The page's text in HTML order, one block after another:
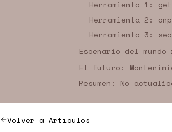
Herramienta 1:
Herramienta 2:
Herramienta 3:
Escenario del
El futuro:
Resumen: No
Volver a Artículos